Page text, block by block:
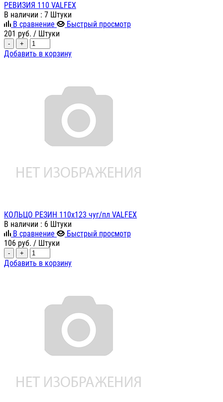
РЕВИЗИЯ 110 VALFEX
В наличии : 7 Штуки
В сравнение
Быстрый просмотр
201 руб. / Штуки
- +
Добавить в корзину
КОЛЬЦО РЕЗИН 110х123 чуг/пл VALFEX
В наличии : 6 Штуки
В сравнение
Быстрый просмотр
106 руб. / Штуки
- +
Добавить в корзину